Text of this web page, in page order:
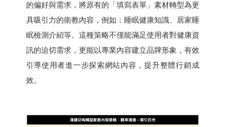
的偏好與需求，將原有的「填寫表單」素材轉型為更
具吸引力的衛教內容，例如：睡眠健康知識、居家睡
眠檢測介紹等。這種策略不僅能滿足使用者對健康資
訊的迫切需求，更能以專業內容建立品牌形象，有效
引導使用者進一步探索網站內容，提升整體行銷成
效。